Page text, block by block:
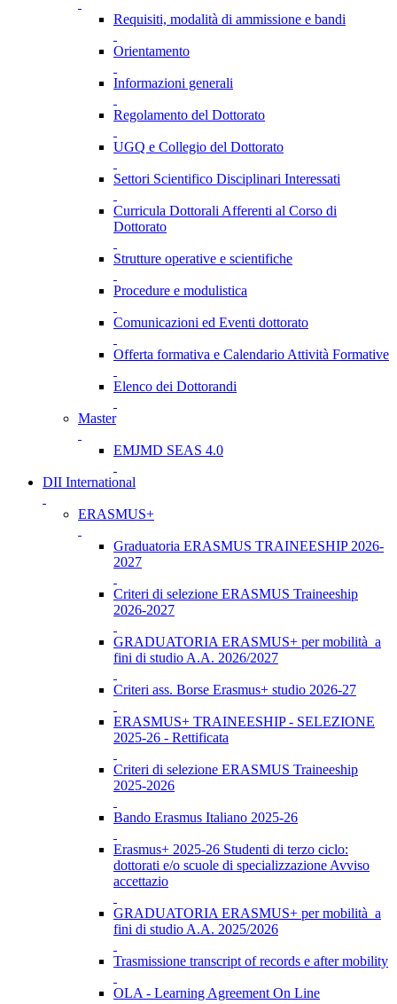
Requisiti, modalità di ammissione e bandi
Orientamento
Informazioni generali
Regolamento del Dottorato
UGQ e Collegio del Dottorato
Settori Scientifico Disciplinari Interessati
Curricula Dottorali Afferenti al Corso di
Dottorato
Strutture operative e scientifiche
Procedure e modulistica
Comunicazioni ed Eventi dottorato
Offerta formativa e Calendario Attività Formative
Elenco dei Dottorandi
Master
EMJMD SEAS 4.0
DII International
ERASMUS+
Graduatoria ERASMUS TRAINEESHIP 2026-
2027
Criteri di selezione ERASMUS Traineeship
2026-2027
GRADUATORIA ERASMUS+ per mobilità a
fini di studio A.A. 2026/2027
Criteri ass. Borse Erasmus+ studio 2026-27
ERASMUS+ TRAINEESHIP - SELEZIONE
2025-26 - Rettificata
Criteri di selezione ERASMUS Traineeship
2025-2026
Bando Erasmus Italiano 2025-26
Erasmus+ 2025-26 Studenti di terzo ciclo:
dottorati e/o scuole di specializzazione Avviso
accettazio
GRADUATORIA ERASMUS+ per mobilità a
fini di studio A.A. 2025/2026
Trasmissione transcript of records e after mobility
OLA - Learning Agreement On Line